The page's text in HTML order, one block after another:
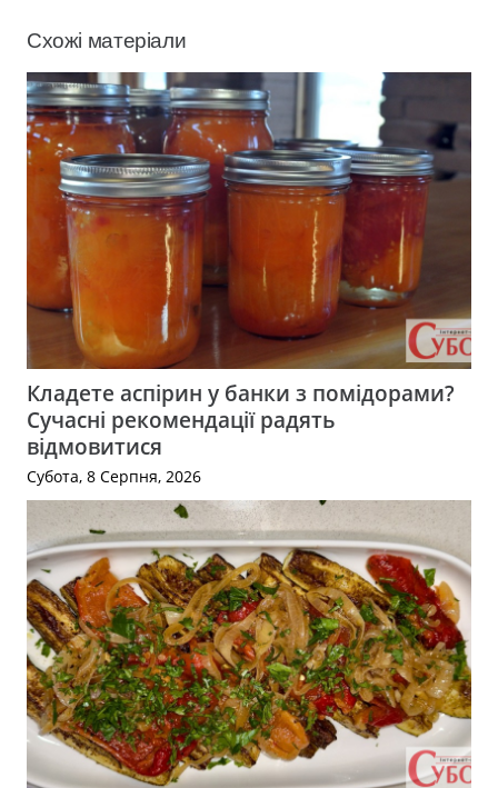
Схожі матеріали
Кладете аспірин у банки з помідорами?
Сучасні рекомендації радять
відмовитися
Субота, 8 Серпня, 2026